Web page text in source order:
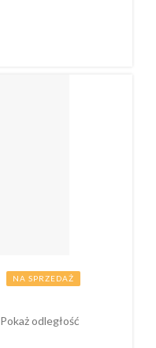
NA SPRZEDAŻ
Pokaż odległość